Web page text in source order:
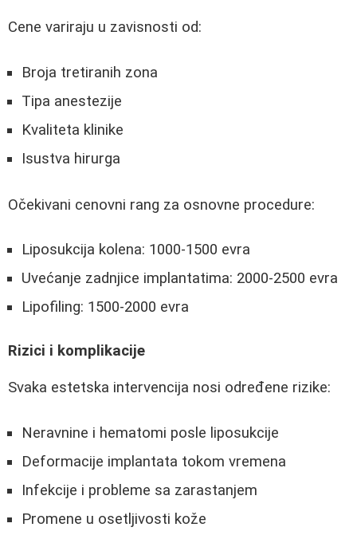
Cene variraju u zavisnosti od:
Broja tretiranih zona
Tipa anestezije
Kvaliteta klinike
Isustva hirurga
Očekivani cenovni rang za osnovne procedure:
Liposukcija kolena: 1000-1500 evra
Uvećanje zadnjice implantatima: 2000-2500 evra
Lipofiling: 1500-2000 evra
Rizici i komplikacije
Svaka estetska intervencija nosi određene rizike:
Neravnine i hematomi posle liposukcije
Deformacije implantata tokom vremena
Infekcije i probleme sa zarastanjem
Promene u osetljivosti kože